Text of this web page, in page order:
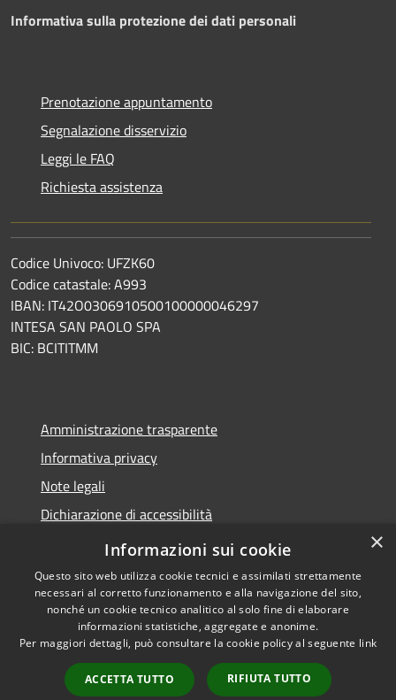
Informativa sulla protezione dei dati personali
Prenotazione appuntamento
Segnalazione disservizio
Leggi le FAQ
Richiesta assistenza
Codice Univoco: UFZK60
Codice catastale: A993
IBAN: IT42O0306910500100000046297
INTESA SAN PAOLO SPA
BIC: BCITITMM
Amministrazione trasparente
Informativa privacy
Note legali
Dichiarazione di accessibilità
Meccanismo di feedback
Accessibilità
Copyright © 2026 • Comune di
Borghetto d'Arroscia •
Powered byMunicipium
×
Informazioni sui cookie
Questo sito web utilizza cookie tecnici e assimilati strettamente
necessari al corretto funzionamento e alla navigazione del sito,
nonché un cookie tecnico analitico al solo fine di elaborare
informazioni statistiche, aggregate e anonime.
Per maggiori dettagli, può consultare la cookie policy al seguente link
ACCETTA TUTTO RIFIUTA TUTTO